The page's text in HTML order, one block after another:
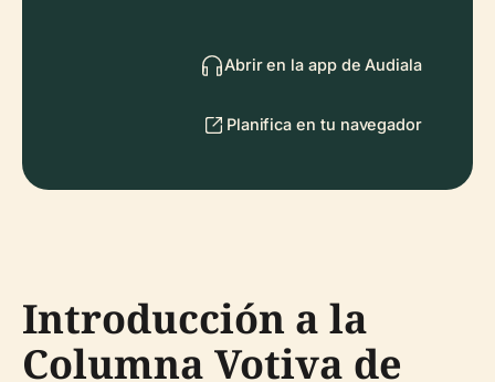
Abrir en la app de Audiala
Planifica en tu navegador
Introducción a la
Columna Votiva de